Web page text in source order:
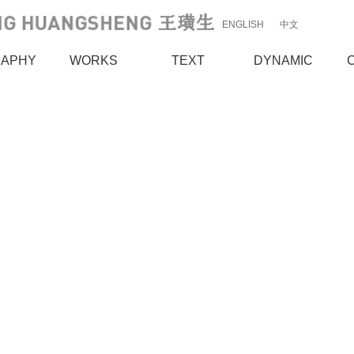
ENGLISH 中文
WORKS TEXT DYNAMIC